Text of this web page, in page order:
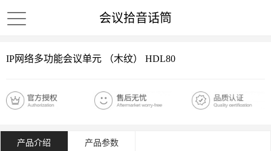
会议拾音话筒
IP网络多功能会议单元 （木纹） HDL80
产品介绍 产品参数